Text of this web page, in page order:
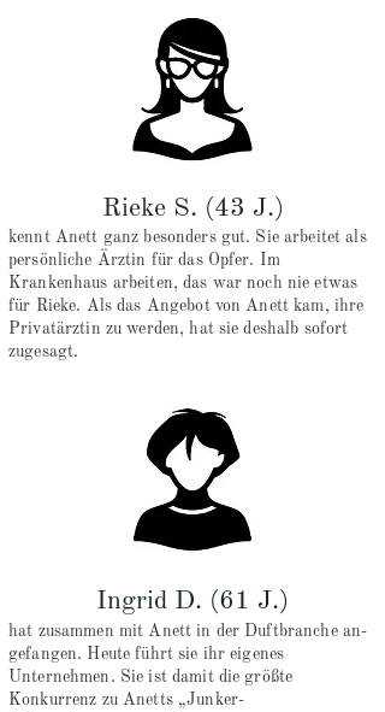
Rieke S. (43 J.)
kennt Anett ganz besonders gut. Sie arbeitet als
persönliche Ärztin für das Opfer. Im
Krankenhaus arbeiten, das war noch nie etwas
für Rieke. Als das Angebot von Anett kam, ihre
Privatärztin zu werden, hat sie deshalb sofort
zugesagt.
Ingrid D. (61 J.)
hat zusammen mit Anett in der Duftbranche an-
gefangen. Heute führt sie ihr eigenes
Unternehmen. Sie ist damit die größte
Konkurrenz zu Anetts „Junker-